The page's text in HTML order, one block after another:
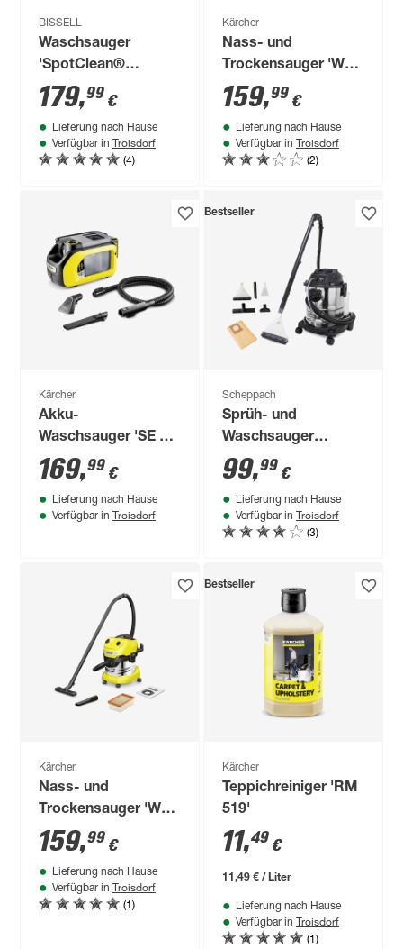
BISSELL
Waschsauger
'SpotClean®
Professional' 750 W
179,99 €
Lieferung nach Hause
Verfügbar in Troisdorf
(4)
Kärcher
Nass- und
Trockensauger 'WD
5 V-25/5/22'
159,99 €
Lieferung nach Hause
Verfügbar in Troisdorf
(2)
Kärcher
Akku-
Waschsauger 'SE 3-
18 Compact' ohne
Akku und Ladegerät
169,99 €
Lieferung nach Hause
Verfügbar in Troisdorf
Bestseller
Scheppach
Sprüh- und
Waschsauger
'SWT20' 5-in-1
Funktion 1600 W
99,99 €
Lieferung nach Hause
Verfügbar in Troisdorf
(3)
Kärcher
Nass- und
Trockensauger 'WD
4 S V-20/5/22' 240 V
1000 W
159,99 €
Lieferung nach Hause
Verfügbar in Troisdorf
(1)
Bestseller
Kärcher
Teppichreiniger 'RM
519'
11,49 €
11,49 € / Liter
Lieferung nach Hause
Verfügbar in Troisdorf
(1)